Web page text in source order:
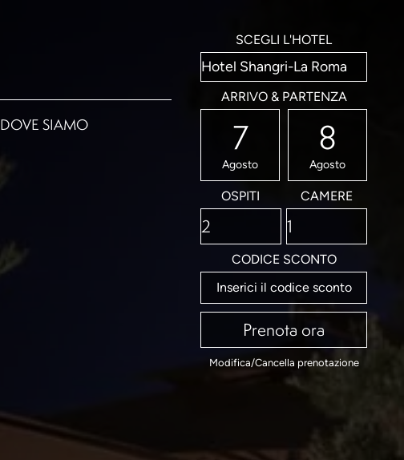
DOVE SIAMO
SCEGLI L'HOTEL
ARRIVO & PARTENZA
7
Agosto
8
Agosto
OSPITI CAMERE
CODICE SCONTO
Prenota ora
Modifica/Cancella prenotazione